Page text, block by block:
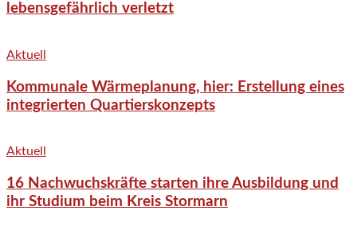
lebensgefährlich verletzt
Aktuell
Kommunale Wärmeplanung, hier: Erstellung eines
integrierten Quartierskonzepts
Aktuell
16 Nachwuchskräfte starten ihre Ausbildung und
ihr Studium beim Kreis Stormarn